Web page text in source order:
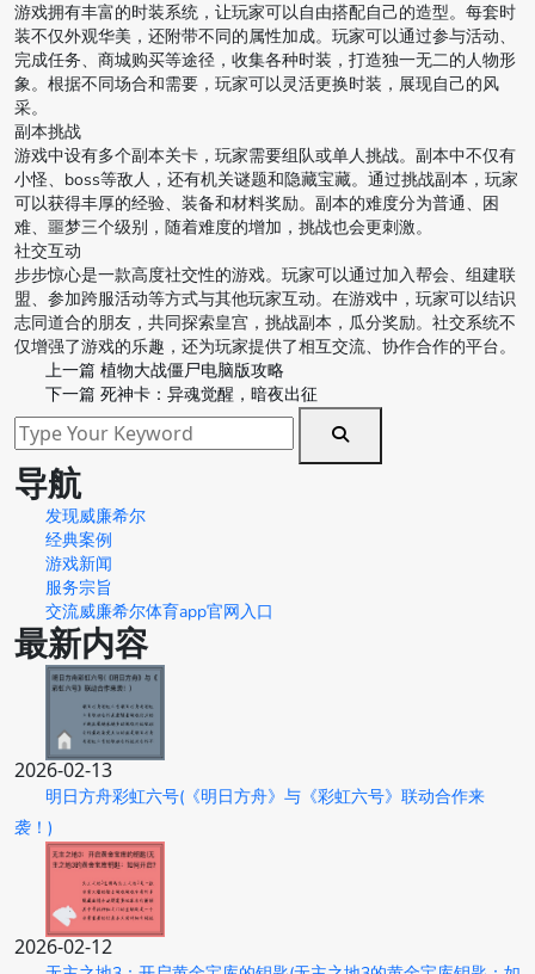
游戏拥有丰富的时装系统，让玩家可以自由搭配自己的造型。每套时
装不仅外观华美，还附带不同的属性加成。玩家可以通过参与活动、
完成任务、商城购买等途径，收集各种时装，打造独一无二的人物形
象。根据不同场合和需要，玩家可以灵活更换时装，展现自己的风
采。
副本挑战
游戏中设有多个副本关卡，玩家需要组队或单人挑战。副本中不仅有
小怪、boss等敌人，还有机关谜题和隐藏宝藏。通过挑战副本，玩家
可以获得丰厚的经验、装备和材料奖励。副本的难度分为普通、困
难、噩梦三个级别，随着难度的增加，挑战也会更刺激。
社交互动
步步惊心是一款高度社交性的游戏。玩家可以通过加入帮会、组建联
盟、参加跨服活动等方式与其他玩家互动。在游戏中，玩家可以结识
志同道合的朋友，共同探索皇宫，挑战副本，瓜分奖励。社交系统不
仅增强了游戏的乐趣，还为玩家提供了相互交流、协作合作的平台。
上一篇 植物大战僵尸电脑版攻略
下一篇 死神卡：异魂觉醒，暗夜出征
导航
发现威廉希尔
经典案例
游戏新闻
服务宗旨
交流威廉希尔体育app官网入口
最新内容
2026-02-13
明日方舟彩虹六号(《明日方舟》与《彩虹六号》联动合作来
袭！)
2026-02-12